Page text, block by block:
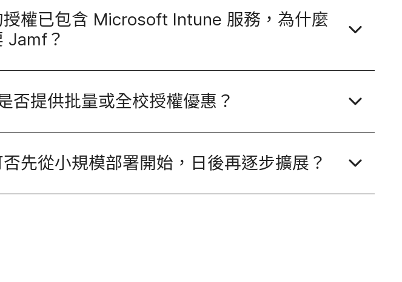
權​已​包​含 Microsoft Intune 服務，​為​什麼​
Jamf ？
否​提供​批量​或​全校​授權​優惠？
先​從​小規模部署​開始，​日​後​再​逐步​擴展？